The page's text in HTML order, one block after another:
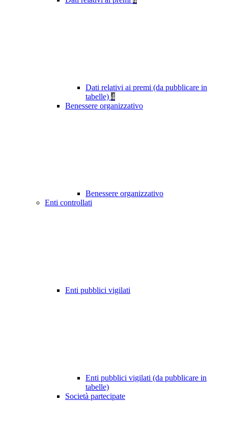
Dati relativi ai premi (da pubblicare in
tabelle) 4
Benessere organizzativo
Benessere organizzativo
Enti controllati
Enti pubblici vigilati
Enti pubblici vigilati (da pubblicare in
tabelle)
Società partecipate